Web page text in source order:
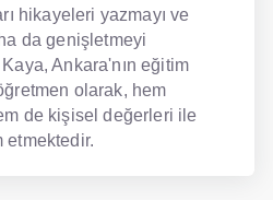
hikayeleri yazmayı ve
da genişletmeyi
Ankara'nın eğitim
olarak, hem
de kişisel değerleri ile
etmektedir.